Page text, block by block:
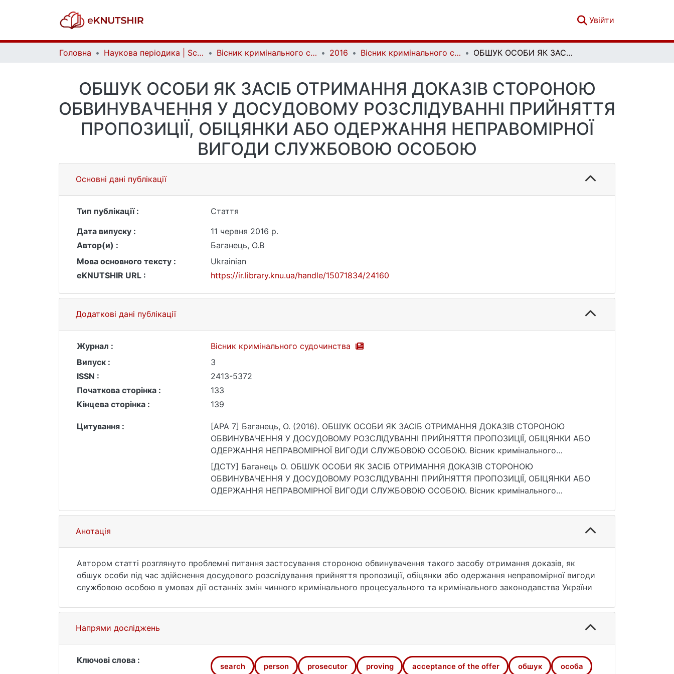
Увійти
Головна Наукова періодика | Scientific periodicals Вісник кримінального судочинства | Herald of criminal justice 2016 Вісник кримінального судочинства. № 3 ОБШУК ОСОБИ ЯК ЗАСІБ ОТРИМАННЯ ДОКАЗІВ СТОРОНОЮ ОБВИНУВАЧЕННЯ У ДОСУДОВОМУ РОЗСЛІДУВАННІ ПРИЙНЯТТЯ ПРОПОЗИЦІЇ, ОБІЦЯНКИ АБО ОДЕРЖАННЯ НЕПРАВОМІРНОЇ ВИГОДИ СЛУЖБОВОЮ ОСОБОЮ
ОБШУК ОСОБИ ЯК ЗАСІБ ОТРИМАННЯ ДОКАЗІВ СТОРОНОЮ
ОБВИНУВАЧЕННЯ У ДОСУДОВОМУ РОЗСЛІДУВАННІ ПРИЙНЯТТЯ
ПРОПОЗИЦІЇ, ОБІЦЯНКИ АБО ОДЕРЖАННЯ НЕПРАВОМІРНОЇ
ВИГОДИ СЛУЖБОВОЮ ОСОБОЮ
Основні дані публікації
Тип публікації :
Стаття
Дата випуску :
11 червня 2016 р.
Автор(и) :
Баганець, О.В
Мова основного тексту :
Ukrainian
eKNUTSHIR URL :
https://ir.library.knu.ua/handle/15071834/24160
Додаткові дані публікації
Журнал :
Вісник кримінального судочинства
Випуск :
3
ISSN :
2413-5372
Початкова сторінка :
133
Кінцева сторінка :
139
Цитування :
[APA 7] Баганець, О. (2016). ОБШУК ОСОБИ ЯК ЗАСІБ ОТРИМАННЯ ДОКАЗІВ СТОРОНОЮ
ОБВИНУВАЧЕННЯ У ДОСУДОВОМУ РОЗСЛІДУВАННІ ПРИЙНЯТТЯ ПРОПОЗИЦІЇ, ОБІЦЯНКИ АБО
ОДЕРЖАННЯ НЕПРАВОМІРНОЇ ВИГОДИ СЛУЖБОВОЮ ОСОБОЮ. Вісник кримінального
судочинства, (3), 133–139. https://ir.library.knu.ua/handle/15071834/24160
[ДСТУ] Баганець О. ОБШУК ОСОБИ ЯК ЗАСІБ ОТРИМАННЯ ДОКАЗІВ СТОРОНОЮ
ОБВИНУВАЧЕННЯ У ДОСУДОВОМУ РОЗСЛІДУВАННІ ПРИЙНЯТТЯ ПРОПОЗИЦІЇ, ОБІЦЯНКИ АБО
ОДЕРЖАННЯ НЕПРАВОМІРНОЇ ВИГОДИ СЛУЖБОВОЮ ОСОБОЮ. Вісник кримінального
звернення: 26.07.2026).
Анотація
Автором статті розглянуто проблемні питання застосування стороною обвинувачення такого засобу отримання доказів, як
обшук особи під час здійснення досудового розслідування прийняття пропозиції, обіцянки або одержання неправомірної вигоди
службовою особою в умовах дії останніх змін чинного кримінального процесуального та кримінального законодавства України
Напрями досліджень
Ключові слова :
search person prosecutor proving acceptance of the offer обшук особа